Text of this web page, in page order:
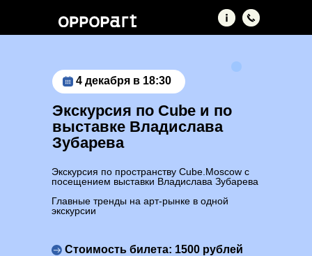
Экскурсия по Cube и по
выставке Владислава
Зубарева
Экскурсия по пространству Cube.Moscow с
посещением выставки Владислава Зубарева
Главные тренды на арт-рынке в одной
экскурсии
Стоимость билета: 1500 рублей
4 декабря в 18:30